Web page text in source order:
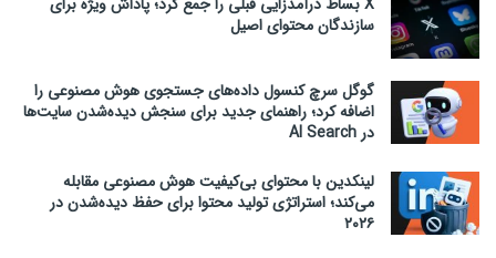
X بساط درآمدزایی قبلی را جمع کرد؛ پاداش ویژه برای
سازندگان محتوای اصیل
گوگل سرچ کنسول داده‌های جستجوی هوش مصنوعی را
اضافه کرد؛ راهنمای جدید برای سنجش دیده‌شدن سایت‌ها
در AI Search
لینکدین با محتوای بی‌کیفیت هوش مصنوعی مقابله
می‌کند؛ استراتژی تولید محتوا برای حفظ دیده‌شدن در
۲۰۲۶